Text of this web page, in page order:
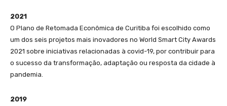
2021
O Plano de Retomada Econômica de Curitiba foi escolhido como
um dos seis projetos mais inovadores no World Smart City Awards
2021 sobre iniciativas relacionadas à covid-19, por contribuir para
o sucesso da transformação, adaptação ou resposta da cidade à
pandemia.
2019